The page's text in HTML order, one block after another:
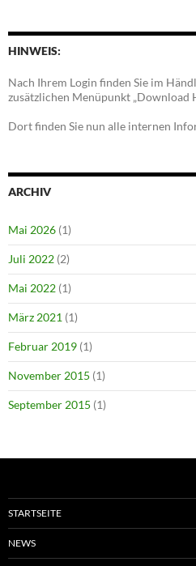
HINWEIS:
Nach Ihrem Login finden Sie im
zusätzlichen Menüpunkt „Download
Dort finden Sie nun alle internen
ARCHIV
Mai 2026 (1)
Juli 2022 (2)
Mai 2022 (1)
März 2021 (1)
Februar 2019 (1)
November 2015 (1)
September 2015 (1)
STARTSEITE
NEWS